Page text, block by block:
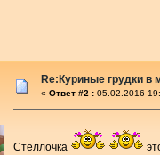
Re:Куриные грудки в
« Ответ #2 : 05.02.2016
Стеллочка